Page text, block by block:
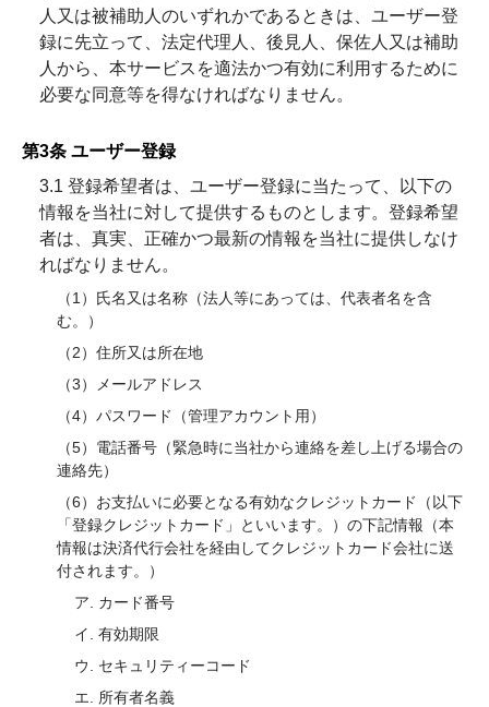
人又は被補助人のいずれかであるときは、ユーザー登
録に先立って、法定代理人、後見人、保佐人又は補助
人から、本サービスを適法かつ有効に利用するために
必要な同意等を得なければなりません。
第3条 ユーザー登録
3.1 登録希望者は、ユーザー登録に当たって、以下の
情報を当社に対して提供するものとします。登録希望
者は、真実、正確かつ最新の情報を当社に提供しなけ
ればなりません。
（1）氏名又は名称（法人等にあっては、代表者名を含
む。）
（2）住所又は所在地
（3）メールアドレス
（4）パスワード（管理アカウント用）
（5）電話番号（緊急時に当社から連絡を差し上げる場合の
連絡先）
（6）お支払いに必要となる有効なクレジットカード（以下
「登録クレジットカード」といいます。）の下記情報（本
情報は決済代行会社を経由してクレジットカード会社に送
付されます。）
ア. カード番号
イ. 有効期限
ウ. セキュリティーコード
エ. 所有者名義